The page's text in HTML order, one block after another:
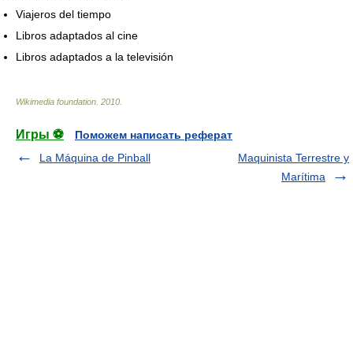
Viajeros del tiempo
Libros adaptados al cine
Libros adaptados a la televisión
Wikimedia foundation 2010
Игры ⚽
Поможем написать реферат
La Máquina de Pinball
Maquinista Terrestre y
Marítima